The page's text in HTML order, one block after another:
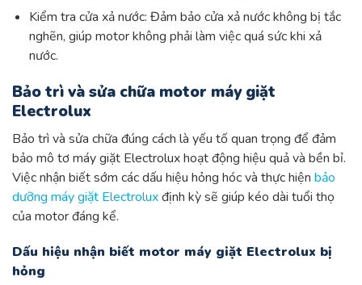
Kiểm tra cửa xả nước: Đảm bảo cửa xả nước không bị tắc
nghẽn, giúp motor không phải làm việc quá sức khi xả
nước.
Bảo trì và sửa chữa motor máy giặt
Electrolux
Bảo trì và sửa chữa đúng cách là yếu tố quan trọng để đảm
bảo mô tơ máy giặt Electrolux hoạt động hiệu quả và bền bỉ.
Việc nhận biết sớm các dấu hiệu hỏng hóc và thực hiện bảo
dưỡng máy giặt Electroluxđịnh kỳ sẽ giúp kéo dài tuổi thọ
của motor đáng kể.
Dấu hiệu nhận biết motor máy giặt Electrolux bị
hỏng